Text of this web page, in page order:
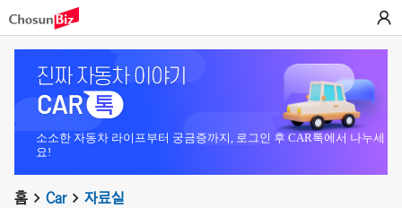
소소한 자동차 라이프부터 궁금증까지, 로그인 후 CAR톡에서 나누세
요!
홈 Car 자료실